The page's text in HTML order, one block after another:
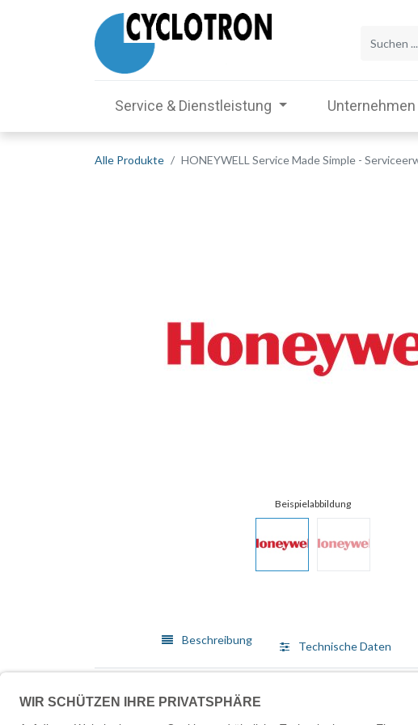
Service & Dienstleistung Unternehmen
Alle Produkte HONEYWELL Service Made Simple -
Beschreibung Technische Daten
und bioptischen Scanner und mobile Datenerfassungsgeräte